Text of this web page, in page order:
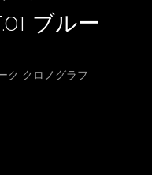
ブルー
クロノグラフ